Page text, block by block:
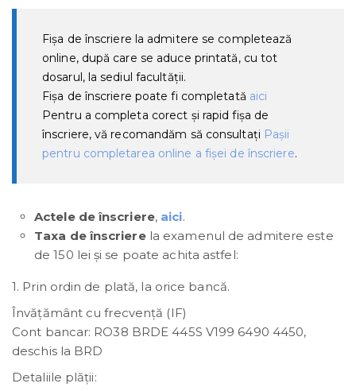
Fișa de înscriere la admitere se completează
online, după care se aduce printată, cu tot
dosarul, la sediul facultății.
Fişa de înscriere poate fi completată aici
Pentru a completa corect şi rapid fişa de
înscriere, vă recomandăm să consultaţi Paşii
pentru completarea online a fişei de înscriere.
Actele de înscriere, aici.
Taxa de înscrierela examenul de admitere este
de 150 lei şi se poate achita astfel:
1. Prin ordin de plată, la orice bancă.
Învăţământ cu frecvenţă (IF)
Cont bancar: RO38 BRDE 445S V199 6490 4450,
deschis la BRD
Detaliile plății: